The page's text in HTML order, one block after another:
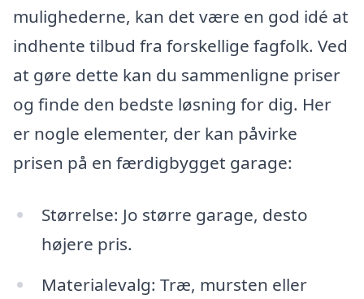
mulighederne, kan det være en god idé at
indhente tilbud fra forskellige fagfolk. Ved
at gøre dette kan du sammenligne priser
og finde den bedste løsning for dig. Her
er nogle elementer, der kan påvirke
prisen på en færdigbygget garage:
Størrelse: Jo større garage, desto
højere pris.
Materialevalg: Træ, mursten eller